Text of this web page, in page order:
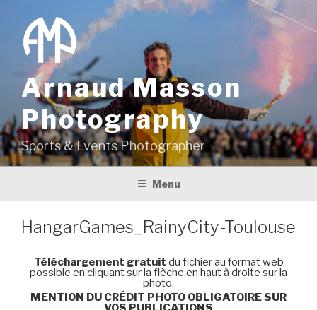
contenu
principal
Arnaud Masson
Photography
Sports & Events Photographer
Menu
HangarGames_RainyCity-Toulouse
Téléchargement gratuit du fichier au format web
possible en cliquant sur la flèche en haut à droite sur la
photo.
MENTION DU CRÉDIT PHOTO OBLIGATOIRE SUR